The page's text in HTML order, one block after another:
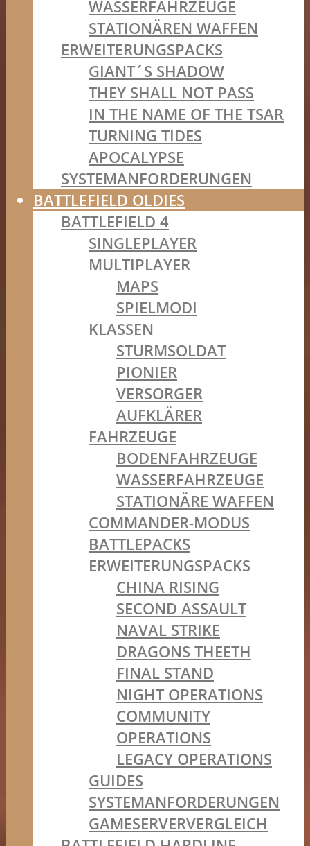
WASSERFAHRZEUGE
STATIONÄREN WAFFEN
ERWEITERUNGSPACKS
GIANT´S SHADOW
THEY SHALL NOT PASS
IN THE NAME OF THE TSAR
TURNING TIDES
APOCALYPSE
SYSTEMANFORDERUNGEN
BATTLEFIELD OLDIES
BATTLEFIELD 4
SINGLEPLAYER
MULTIPLAYER
MAPS
SPIELMODI
KLASSEN
STURMSOLDAT
PIONIER
VERSORGER
AUFKLÄRER
FAHRZEUGE
BODENFAHRZEUGE
WASSERFAHRZEUGE
STATIONÄRE WAFFEN
COMMANDER-MODUS
BATTLEPACKS
ERWEITERUNGSPACKS
CHINA RISING
SECOND ASSAULT
NAVAL STRIKE
DRAGONS THEETH
FINAL STAND
NIGHT OPERATIONS
COMMUNITY
OPERATIONS
LEGACY OPERATIONS
GUIDES
SYSTEMANFORDERUNGEN
GAMESERVERVERGLEICH